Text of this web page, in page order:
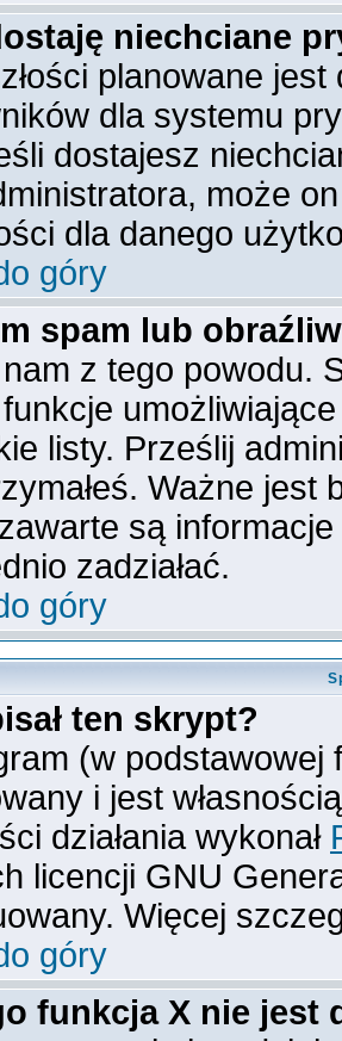
niechciane
planowane
dla systemu
dostajesz
może
dla danego
góry
spam lub
z tego powodu.
listy. Prześlij
Ważne jest
są
zadziałać.
góry
ten skrypt?
(w podstawowej
i jest
działania wykonał
licencji GNU
Więcej
góry
funkcja X nie jest